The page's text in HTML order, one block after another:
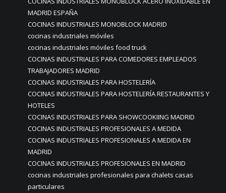
MADRID ESPAÑA
COCINAS INDUSTRIALES MONOBLOCK MADRID
cocinas industriales móviles
cocinas industriales móviles food truck
COCINAS INDUSTRIALES PARA COMEDORES EMPLEADOS
TRABAJADORES MADRID
COCINAS INDUSTRIALES PARA HOSTELERÍA
COCINAS INDUSTRIALES PARA HOSTELERÍA RESTAURANTES Y
HOTELES
COCINAS INDUSTRIALES PARA SHOWCOOKIING MADRID
COCINAS INDUSTRIALES PROFESIONALES A MEDIDA
COCINAS INDUSTRIALES PROFESIONALES A MEDIDA EN
MADRID
COCINAS INDUSTRIALES PROFESIONALES EN MADRID
cocinas industriales profesionales para chalets casas
particulares